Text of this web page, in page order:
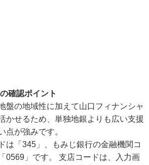
確認ポイント
盤の地域性に加えて山口フィナンシャ
かせるため、単独地銀よりも広い支援
点が強みです。
は「345」、もみじ銀行の金融機関コ
0569」です。 支店コードは、入力画